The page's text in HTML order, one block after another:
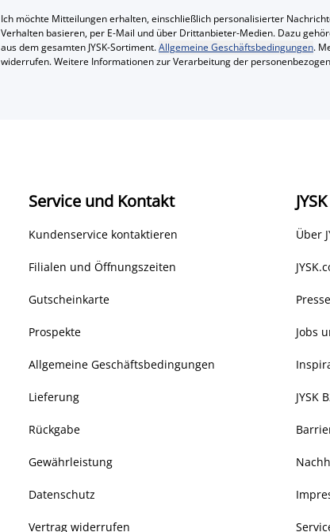
Ich möchte Mitteilungen erhalten, einschließlich personalisierter
Verhalten basieren, per E-Mail und über Drittanbieter-Medien. Dazu
aus dem gesamten JYSK-Sortiment.Allgemeine Geschäftsbedingungen.
widerrufen. Weitere Informationen zur Verarbeitung der
Service und Kontakt
Kundenservice kontaktieren
Filialen und Öffnungszeiten
Gutscheinkarte
Prospekte
Allgemeine Geschäftsbedingungen
Lieferung
Rückgabe
Gewährleistung
Datenschutz
Vertrag widerrufen
JYSK
Über
Presse
Jobs
JYSK